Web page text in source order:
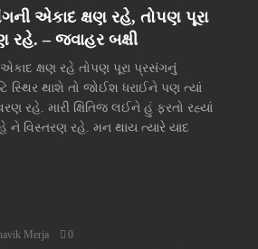
એકાદ ક્ષણ રહે, તોપણ પૂરા
રહે. – જવાહર બક્ષી
ક્ષણ રહે તોપણ પૂરા પ્રસંગનું
સ્થિર થાશે તો જોઈશ ધરાઈને પણ ત્યાં
રહે. મારી ક્ષિતિજ લઈને હું ફરતો રહ્યાં
ને વિસ્તરણ રહે. મન થાય ત્યારે યાદ
Merja 0